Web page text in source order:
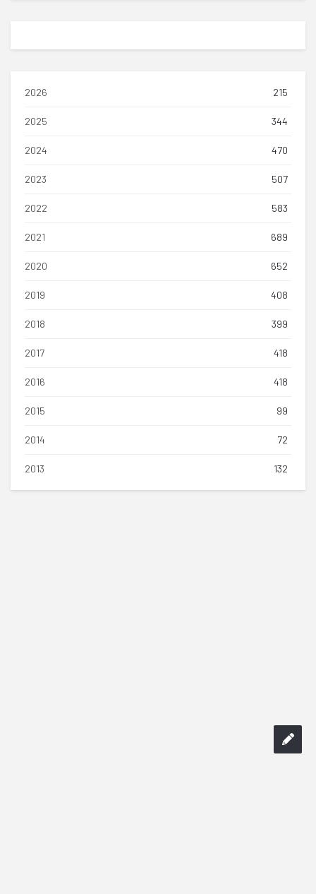
2026 215
2025 344
2024 470
2023 507
2022 583
2021 689
2020 652
2019 408
2018 399
2017 418
2016 418
2015 99
2014 72
2013 132